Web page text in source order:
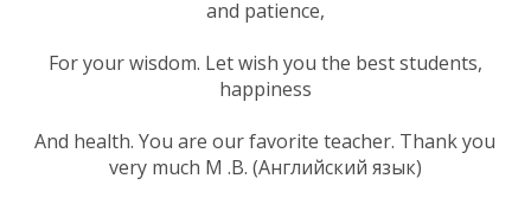
and patience,
For your wisdom. Let wish you the best students,
happiness
And health. You are our favorite teacher. Thank you
very much М .В. (Английский язык)